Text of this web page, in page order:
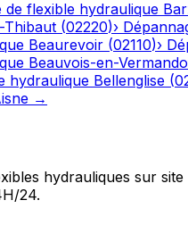
de flexible hydraulique
Thibaut (02220)›
Beaurevoir (02110)›
Beauvois-en-
hydraulique Bellenglise (
→
hydrauliques sur
24.